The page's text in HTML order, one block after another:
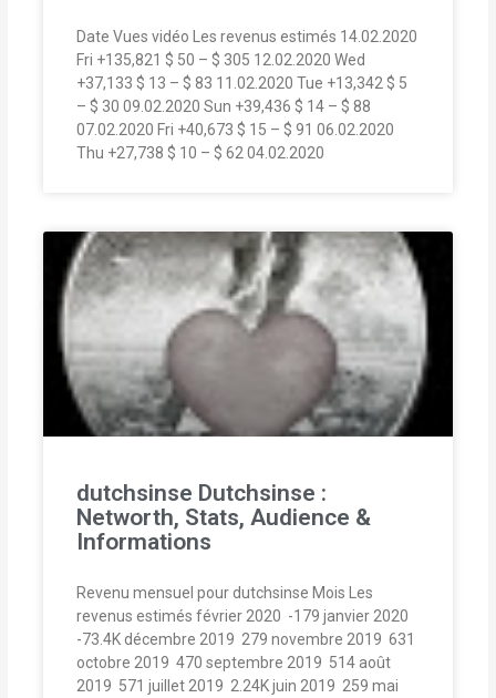
Date Vues vidéo Les revenus estimés 14.02.2020
Fri +135,821 $ 50 – $ 305 12.02.2020 Wed
+37,133 $ 13 – $ 83 11.02.2020 Tue +13,342 $ 5
– $ 30 09.02.2020 Sun +39,436 $ 14 – $ 88
07.02.2020 Fri +40,673 $ 15 – $ 91 06.02.2020
Thu +27,738 $ 10 – $ 62 04.02.2020
dutchsinse Dutchsinse :
Networth, Stats, Audience &
Informations
Revenu mensuel pour dutchsinse Mois Les
revenus estimés février 2020  -179 janvier 2020 
-73.4K décembre 2019  279 novembre 2019  631
octobre 2019  470 septembre 2019  514 août
2019  571 juillet 2019  2.24K juin 2019  259 mai